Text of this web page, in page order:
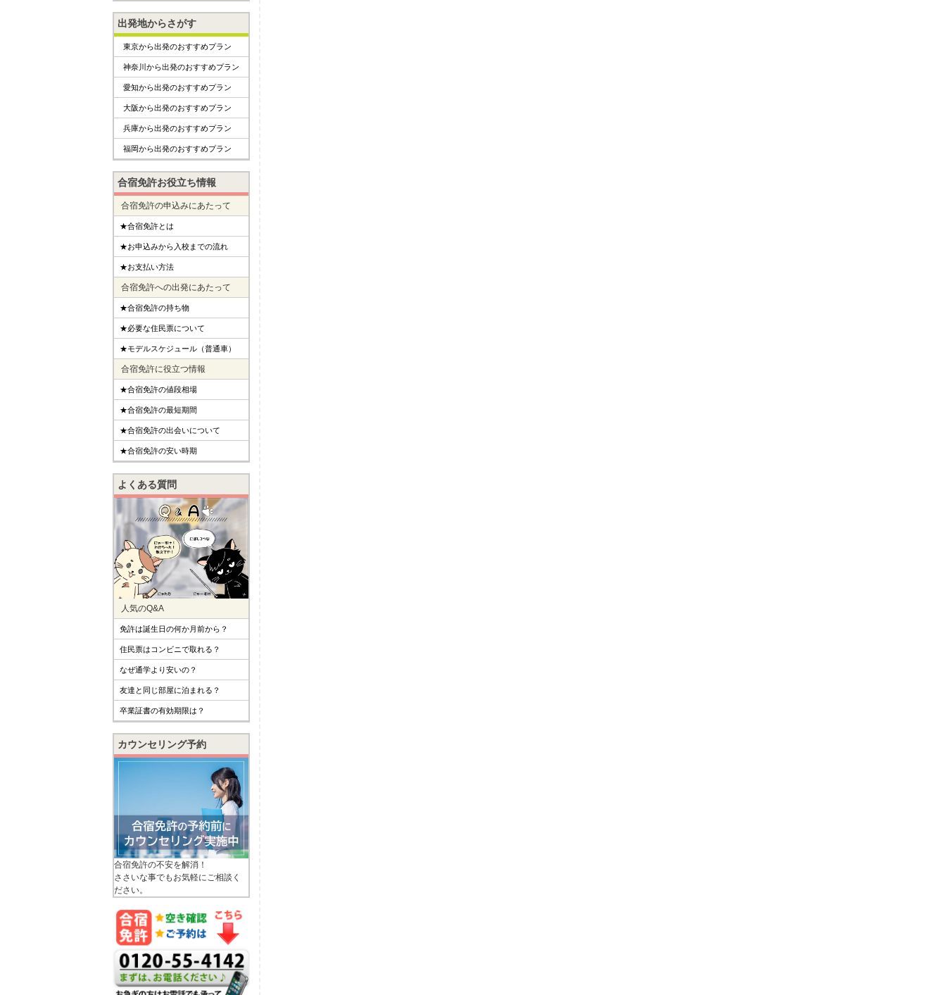
出発地からさがす
東京から出発のおすすめプラン
神奈川から出発のおすすめプラン
愛知から出発のおすすめプラン
大阪から出発のおすすめプラン
兵庫から出発のおすすめプラン
福岡から出発のおすすめプラン
合宿免許お役立ち情報
合宿免許の申込みにあたって
★合宿免許とは
★お申込みから入校までの流れ
★お支払い方法
合宿免許への出発にあたって
★合宿免許の持ち物
★必要な住民票について
★モデルスケジュール（普通車）
合宿免許に役立つ情報
★合宿免許の値段相場
★合宿免許の最短期間
★合宿免許の出会いについて
★合宿免許の安い時期
よくある質問
人気のQ&A
免許は誕生日の何か月前から？
住民票はコンビニで取れる？
なぜ通学より安いの？
友達と同じ部屋に泊まれる？
卒業証書の有効期限は？
カウンセリング予約
合宿免許の不安を解消！
ささいな事でもお気軽にご相談く
ださい。